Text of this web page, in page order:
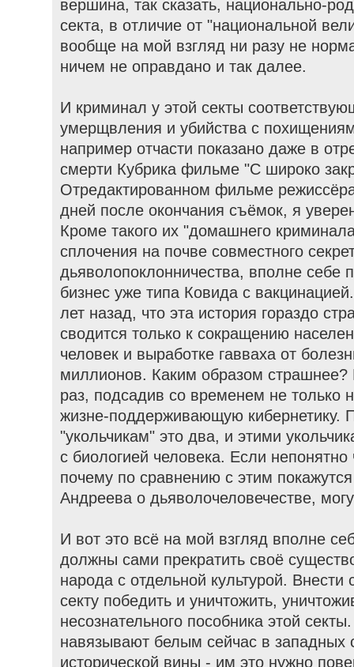
вершина, так сказать, национально-
секта, в отличие от "национальной
вообще на мой взгляд ни разу не
ничем не оправдано и так далее.
И криминал у этой секты
умерщвления и убийства с
например отчасти показано даже в
смерти Кубрика фильме "С широко
Отредактированном фильме
дней после окончания съёмок, я
Кроме такого их "домашнего
сплочения на почве совместного
дьяволопоклонничества, вполне себе
бизнес уже типа Ковида с
лет назад, что эта история гораздо
сводится только к сокращению
человек и выработке гавваха от
миллионов. Каким образом страшнее?
раз, подсадив со временем не только
жизне-поддерживающую кибернетику.
"укольчикам" это два, и этими
с биологией человека. Если непонятно
почему по сравнению с этим
Андреева о дьяволочеловечестве,
И вот это всё на мой взгляд вполне
должны сами прекратить своё
народа с отдельной культурой. Внести
секту победить и уничтожить,
несознательного пособника этой
навязывают белым сейчас в западных
исторической вины - им это нужно